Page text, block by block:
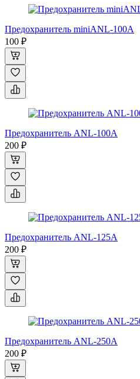
Предохранитель miniANL-100А
100 ₽
Предохранитель ANL-100А
200 ₽
Предохранитель ANL-125A
200 ₽
Предохранитель ANL-250А
200 ₽